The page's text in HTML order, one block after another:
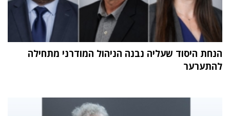
הנחת היסוד שעליה נבנה הניהול המודרני מתחילה
להתערער